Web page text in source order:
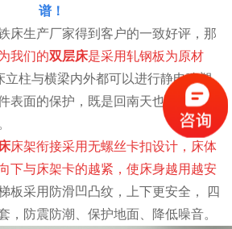
谱！
床生产厂家得到客户的一致好评，那
我们的双层床是采用轧钢板为原材
立柱与横梁内外都可以进行静电喷塑
表面的保护，既是回南天也不易掉
床架衔接采用无螺丝卡扣设计，床体
下与床架卡的越紧，使床身越用越安
板采用防滑凹凸纹，上下更安全， 四
，防震防潮、保护地面、降低噪音。